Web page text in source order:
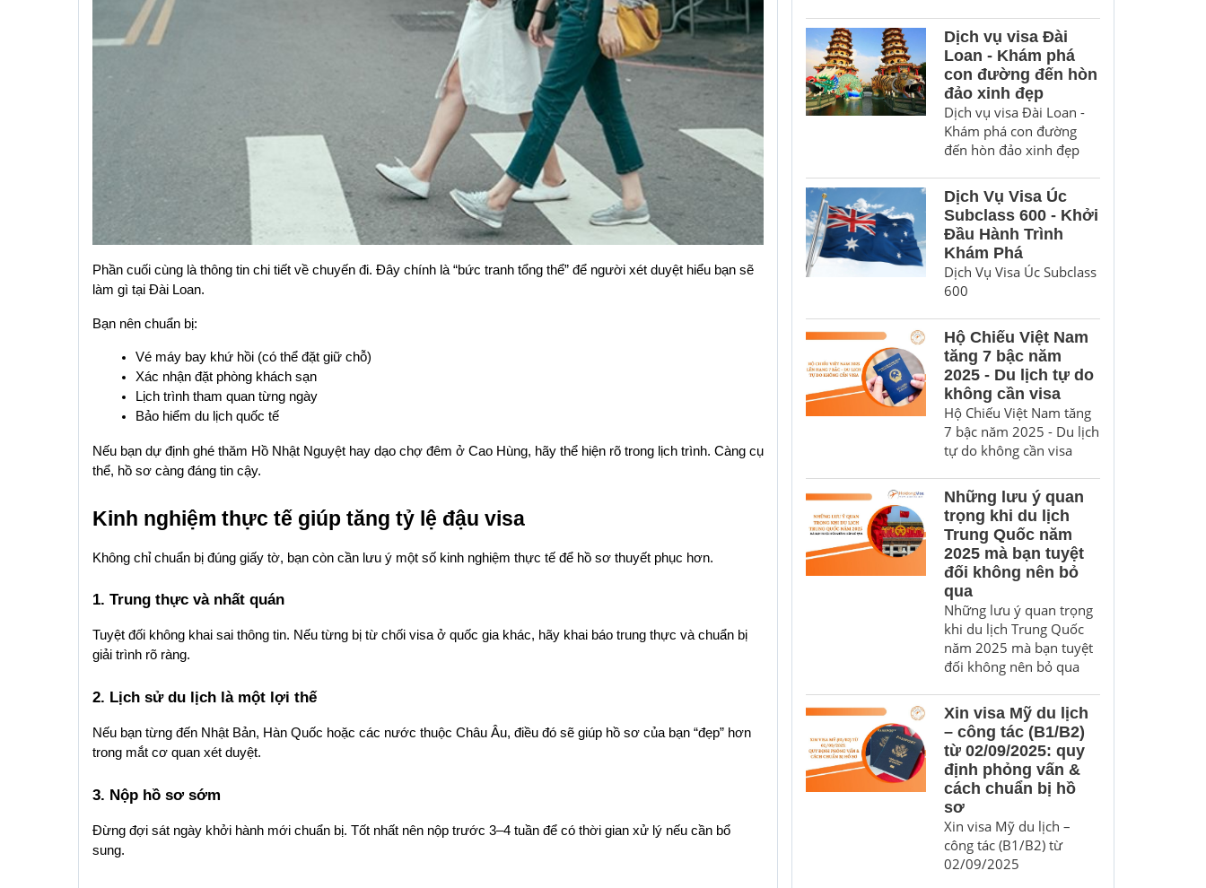
Phần cuối cùng là thông tin chi tiết về chuyến đi. Đây chính là “bức tranh tổng thể” để người xét duyệt hiểu bạn sẽ
làm gì tại Đài Loan.
Bạn nên chuẩn bị:
Vé máy bay khứ hồi (có thể đặt giữ chỗ)
Xác nhận đặt phòng khách sạn
Lịch trình tham quan từng ngày
Bảo hiểm du lịch quốc tế
Nếu bạn dự định ghé thăm Hồ Nhật Nguyệt hay dạo chợ đêm ở Cao Hùng, hãy thể hiện rõ trong lịch trình. Càng cụ
thể, hồ sơ càng đáng tin cậy.
Kinh nghiệm thực tế giúp tăng tỷ lệ đậu visa
Không chỉ chuẩn bị đúng giấy tờ, bạn còn cần lưu ý một số kinh nghiệm thực tế để hồ sơ thuyết phục hơn.
1. Trung thực và nhất quán
Tuyệt đối không khai sai thông tin. Nếu từng bị từ chối visa ở quốc gia khác, hãy khai báo trung thực và chuẩn bị
giải trình rõ ràng.
2. Lịch sử du lịch là một lợi thế
Nếu bạn từng đến Nhật Bản, Hàn Quốc hoặc các nước thuộc Châu Âu, điều đó sẽ giúp hồ sơ của bạn “đẹp” hơn
trong mắt cơ quan xét duyệt.
3. Nộp hồ sơ sớm
Đừng đợi sát ngày khởi hành mới chuẩn bị. Tốt nhất nên nộp trước 3–4 tuần để có thời gian xử lý nếu cần bổ
sung.
Dịch vụ visa Đài
Loan - Khám phá
con đường đến hòn
đảo xinh đẹp
Dịch vụ visa Đài Loan -
Khám phá con đường
đến hòn đảo xinh đẹp
Dịch Vụ Visa Úc
Subclass 600 - Khởi
Đầu Hành Trình
Khám Phá
Dịch Vụ Visa Úc Subclass
600
Hộ Chiếu Việt Nam
tăng 7 bậc năm
2025 - Du lịch tự do
không cần visa
Hộ Chiếu Việt Nam tăng
7 bậc năm 2025 - Du lịch
tự do không cần visa
Những lưu ý quan
trọng khi du lịch
Trung Quốc năm
2025 mà bạn tuyệt
đối không nên bỏ
qua
Những lưu ý quan trọng
khi du lịch Trung Quốc
năm 2025 mà bạn tuyệt
đối không nên bỏ qua
Xin visa Mỹ du lịch
– công tác (B1/B2)
từ 02/09/2025: quy
định phỏng vấn &
cách chuẩn bị hồ
sơ
Xin visa Mỹ du lịch –
công tác (B1/B2) từ
02/09/2025